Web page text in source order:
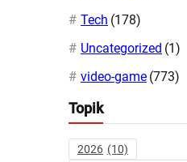
Tech (178)
Uncategorized (1)
video-game (773)
Topik
2026 (10)